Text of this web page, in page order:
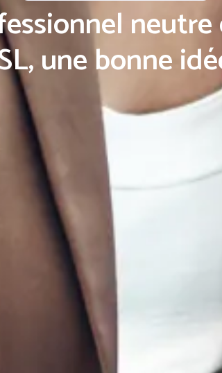
une bonne